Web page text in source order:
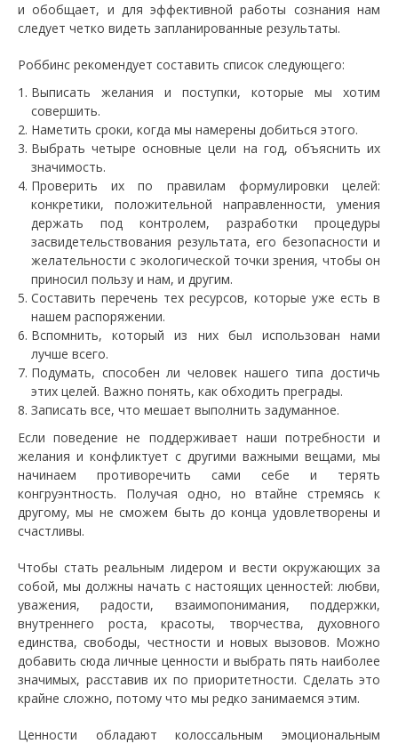
и обобщает, и для эффективной работы сознания нам
следует четко видеть запланированные результаты.
Роббинс рекомендует составить список следующего:
Выписать желания и поступки, которые мы хотим
совершить.
Наметить сроки, когда мы намерены добиться этого.
Выбрать четыре основные цели на год, объяснить их
значимость.
Проверить их по правилам формулировки целей:
конкретики, положительной направленности, умения
держать под контролем, разработки процедуры
засвидетельствования результата, его безопасности и
желательности с экологической точки зрения, чтобы он
приносил пользу и нам, и другим.
Составить перечень тех ресурсов, которые уже есть в
нашем распоряжении.
Вспомнить, который из них был использован нами
лучше всего.
Подумать, способен ли человек нашего типа достичь
этих целей. Важно понять, как обходить преграды.
Записать все, что мешает выполнить задуманное.
Если поведение не поддерживает наши потребности и
желания и конфликтует с другими важными вещами, мы
начинаем противоречить сами себе и терять
конгруэнтность. Получая одно, но втайне стремясь к
другому, мы не сможем быть до конца удовлетворены и
счастливы.
Чтобы стать реальным лидером и вести окружающих за
собой, мы должны начать с настоящих ценностей: любви,
уважения, радости, взаимопонимания, поддержки,
внутреннего роста, красоты, творчества, духовного
единства, свободы, честности и новых вызовов. Можно
добавить сюда личные ценности и выбрать пять наиболее
значимых, расставив их по приоритетности. Сделать это
крайне сложно, потому что мы редко занимаемся этим.
Ценности обладают колоссальным эмоциональным